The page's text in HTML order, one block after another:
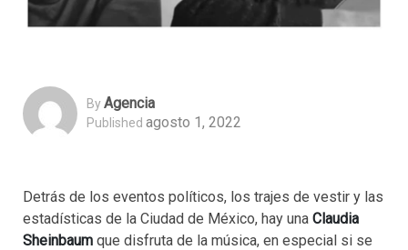
ByAgencia
Published agosto 1, 2022
Detrás de los eventos políticos, los trajes de vestir y las
estadísticas de la Ciudad de México, hay una Claudia
Sheinbaum que disfruta de la música, en especial si se